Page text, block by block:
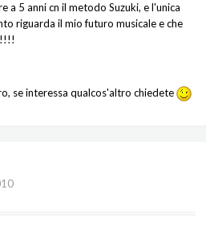
a 5 anni cn il metodo Suzuki, e l'unica
riguarda il mio futuro musicale e che
se interessa qualcos'altro chiedete